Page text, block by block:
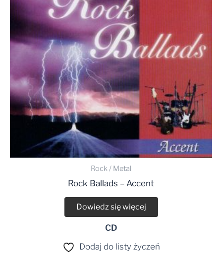
Rock / Metal
Rock Ballads – Accent
Dowiedz się więcej
CD
Dodaj do listy życzeń